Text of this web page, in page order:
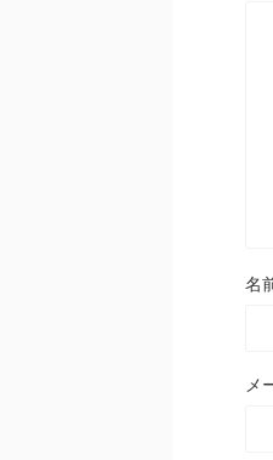
名
メ